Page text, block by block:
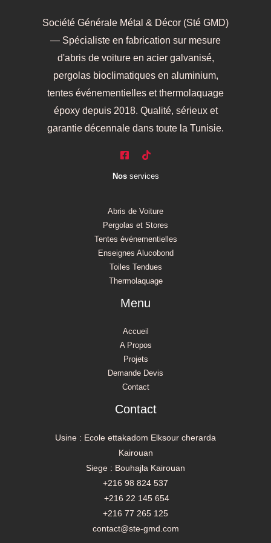
Société Générale Métal & Décor (Sté GMD)
— Spécialiste en fabrication sur mesure
d'abris de voiture en acier galvanisé,
pergolas bioclimatiques en aluminium,
tentes événementielles et thermolaquage
époxy depuis 2018. Qualité, sérieux et
garantie décennale dans toute la Tunisie.
Nos services
Abris de Voiture
Pergolas et Stores
Tentes événementielles
Enseignes Alucobond
Toiles Tendues
Thermolaquage
Menu
Accueil
A Propos
Projets
Demande Devis
Contact
Contact
Usine : Ecole ettakadom Elksour cherarda
Kairouan
Siege : Bouhajla Kairouan
+216 98 824 537
+216 22 145 654
+216 77 265 125
contact@ste-gmd.com